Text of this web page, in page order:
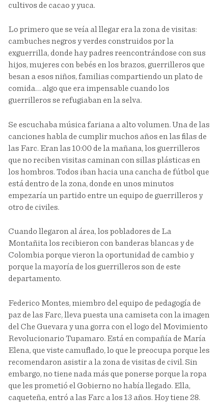
cultivos de cacao y yuca.
Lo primero que se veía al llegar era la zona de visitas:
cambuches negros y verdes construidos por la
exguerrilla, donde hay padres reencontrándose con sus
hijos, mujeres con bebés en los brazos, guerrilleros que
besan a esos niños, familias compartiendo un plato de
comida… algo que era impensable cuando los
guerrilleros se refugiaban en la selva.
Se escuchaba música fariana a alto volumen. Una de las
canciones habla de cumplir muchos años en las filas de
las Farc. Eran las 10:00 de la mañana, los guerrilleros
que no reciben visitas caminan con sillas plásticas en
los hombros. Todos iban hacia una cancha de fútbol que
está dentro de la zona, donde en unos minutos
empezaría un partido entre un equipo de guerrilleros y
otro de civiles.
Cuando llegaron al área, los pobladores de La
Montañita los recibieron con banderas blancas y de
Colombia porque vieron la oportunidad de cambio y
porque la mayoría de los guerrilleros son de este
departamento.
Federico Montes, miembro del equipo de pedagogía de
paz de las Farc, lleva puesta una camiseta con la imagen
del Che Guevara y una gorra con el logo del Movimiento
Revolucionario Tupamaro. Está en compañía de María
Elena, que viste camuflado, lo que le preocupa porque les
recomendaron asistir a la zona de visitas de civil. Sin
embargo, no tiene nada más que ponerse porque la ropa
que les prometió el Gobierno no había llegado. Ella,
caqueteña, entró a las Farc a los 13 años. Hoy tiene 28.